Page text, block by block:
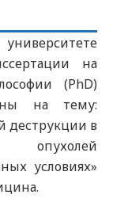
на
(PhD)
на тему:
деструкции в
опухолей
условиях»